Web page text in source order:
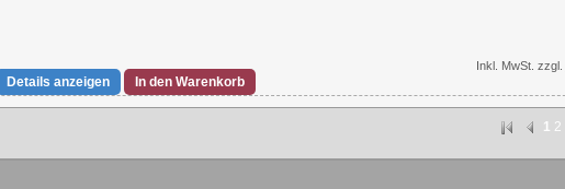
Details anzeigen In den Warenkorb
Inkl. MwSt. zzgl.
1 2